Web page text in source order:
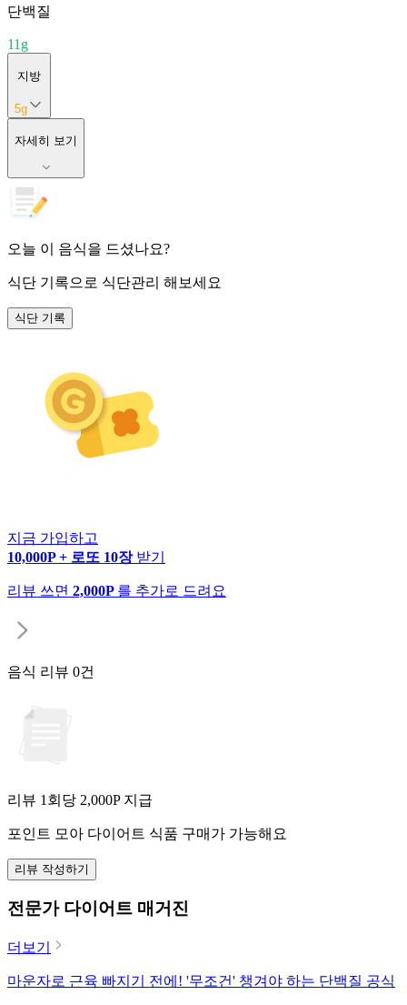
단백질
11 g
지방
5g
자세히 보기
오늘 이 음식을 드셨나요?
식단 기록으로 식단관리 해보세요
식단 기록
지금 가입하고
10,000P + 로또 10장 받기
리뷰 쓰면 2,000P 를 추가로 드려요
음식 리뷰 0건
리뷰 1회당 2,000P 지급
포인트 모아 다이어트 식품 구매가 가능해요
리뷰 작성하기
전문가 다이어트 매거진
더보기
마운자로 근육 빠지기 전에! '무조건' 챙겨야 하는 단백질 공식